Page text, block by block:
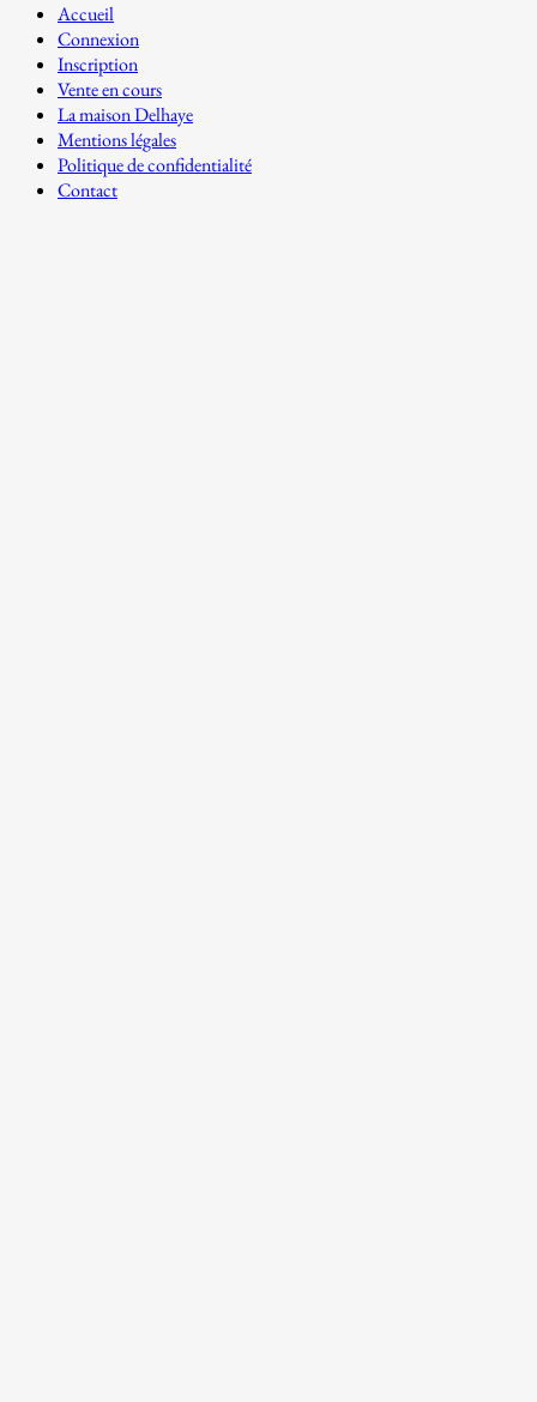
Accueil
Connexion
Inscription
Vente en cours
La maison Delhaye
Mentions légales
Politique de confidentialité
Contact